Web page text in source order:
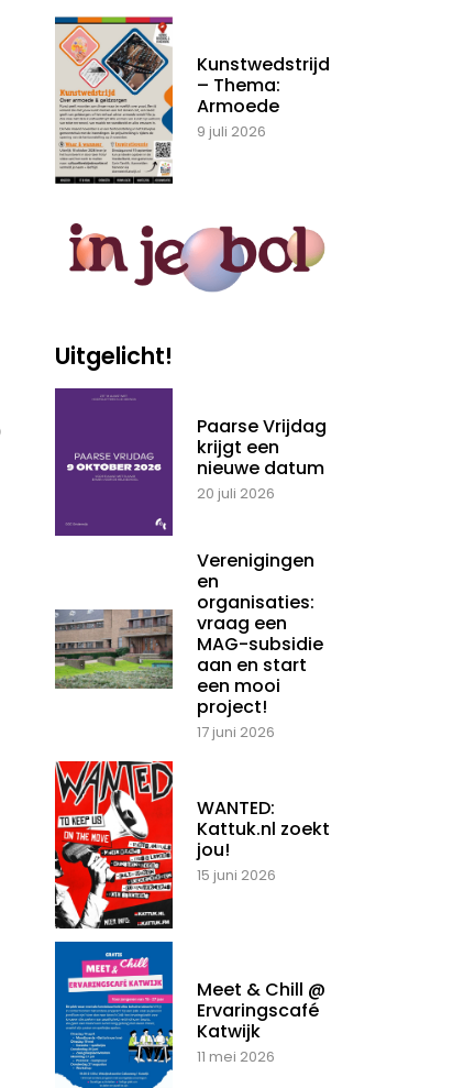
Kunstwedstrijd
– Thema:
Armoede
9 juli 2026
Uitgelicht!
Paarse Vrijdag
krijgt een
nieuwe datum
20 juli 2026
Verenigingen
en
organisaties:
vraag een
MAG-subsidie
aan en start
een mooi
project!
17 juni 2026
WANTED:
Kattuk.nl zoekt
jou!
15 juni 2026
Meet & Chill @
Ervaringscafé
Katwijk
11 mei 2026